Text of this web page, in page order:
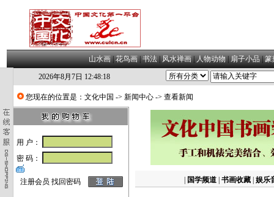
山水画|花鸟画|书法|风水禅画|人物动物|扇子小品|篆
2026年8月7日 12:48:19
您现在的位置是： 文化中国 -> 新闻中心 -> 查看新闻
用 户：
密 码：
注册会员 找回密码 国学频道 书画收藏 娱乐